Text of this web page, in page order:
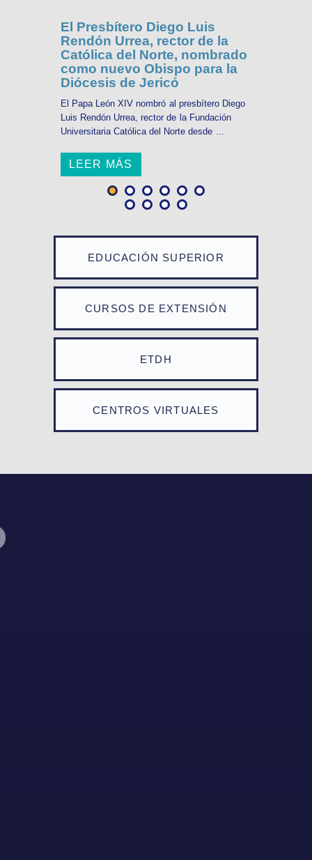
EDUCACIÓN SUPERIOR
CURSOS DE EXTENSIÓN
ETDH
CENTROS VIRTUALES
El Presbítero Diego Luis
Rendón Urrea, rector de la
Católica del Norte, nombrado
como nuevo Obispo para la
Diócesis de Jericó
El Papa León XIV nombró al presbítero Diego
Luis Rendón Urrea, rector de la Fundación
Universitaria Católica del Norte desde ...
LEER MÁS